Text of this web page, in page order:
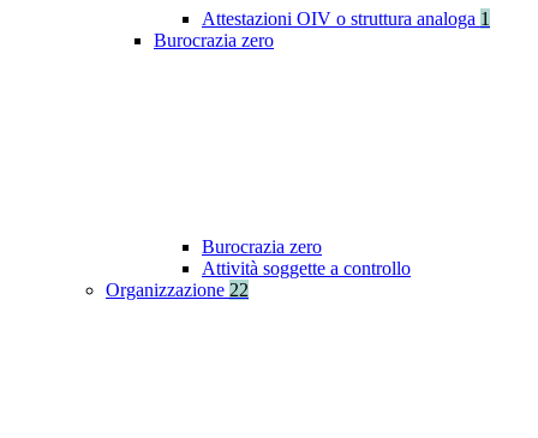
Attestazioni OIV o struttura analoga 1
Burocrazia zero
Burocrazia zero
Attività soggette a controllo
Organizzazione 22